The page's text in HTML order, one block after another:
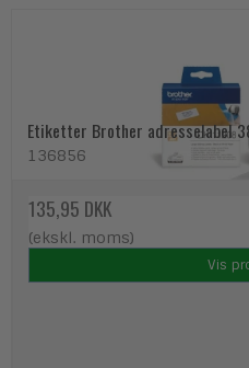
Etiketter Brother adresselabel
136856
135,95 DKK
(ekskl. moms)
Vis